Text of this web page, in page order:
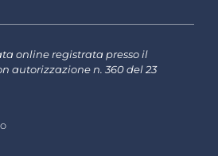
online registrata presso il
autorizzazione n. 360 del 23